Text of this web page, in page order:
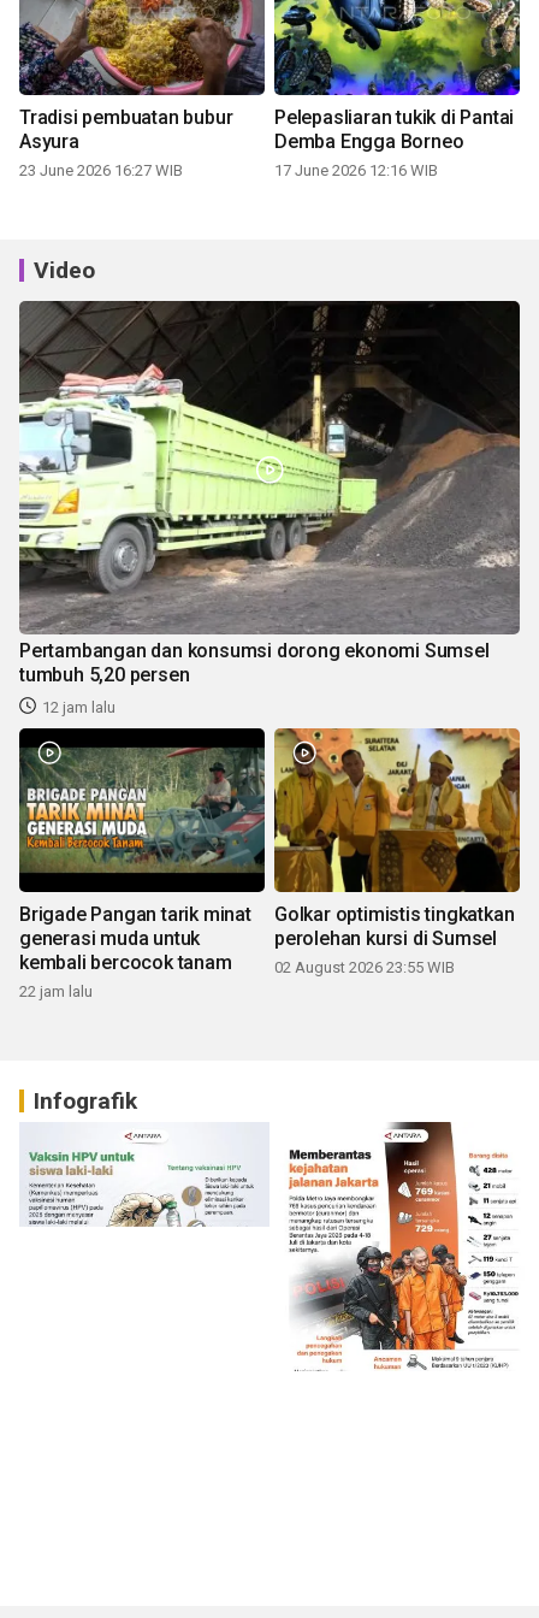
Tradisi pembuatan bubur
Asyura
23 June 2026 16:27 WIB
Pelepasliaran tukik di Pantai
Demba Engga Borneo
17 June 2026 12:16 WIB
Video
Pertambangan dan konsumsi dorong ekonomi Sumsel
tumbuh 5,20 persen
12 jam lalu
Brigade Pangan tarik minat
generasi muda untuk
kembali bercocok tanam
22 jam lalu
Golkar optimistis tingkatkan
perolehan kursi di Sumsel
02 August 2026 23:55 WIB
Infografik